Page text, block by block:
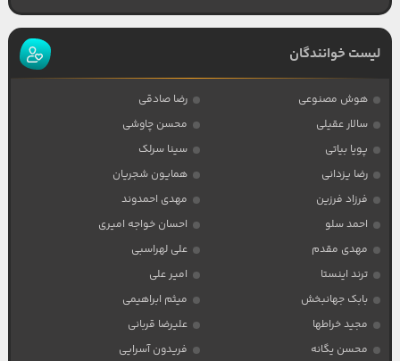
لیست خوانندگان
هوش مصنوعی
رضا صادقی
سالار عقیلی
محسن چاوشی
پویا بیاتی
سینا سرلک
رضا یزدانی
همایون شجریان
فرزاد فرزین
مهدی احمدوند
احمد سلو
احسان خواجه امیری
مهدی مقدم
علی لهراسبی
ترند اینستا
امیر علی
بابک جهانبخش
میثم ابراهیمی
مجید خراطها
علیرضا قربانی
محسن یگانه
فریدون آسرایی